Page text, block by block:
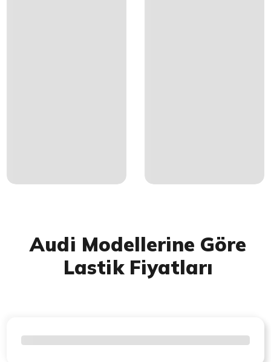
Audi Modellerine Göre
Lastik Fiyatları